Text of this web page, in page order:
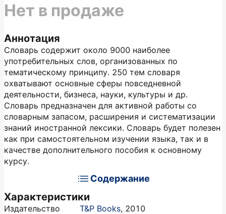
Аннотация
Словарь содержит около 9000 наиболее
употребительных слов, организованных по
тематическому принципу. 250 тем словаря
охватывают основные сферы повседневной
деятельности, бизнеса, науки, культуры и др.
Словарь предназначен для активной работы со
словарным запасом, расширения и систематизации
знаний иностранной лексики. Словарь будет полезен
как при самостоятельном изучении языка, так и в
качестве дополнительного пособия к основному
курсу.
Содержание
Характеристики
Издательство T&P Books, 2010
Нет в продаже